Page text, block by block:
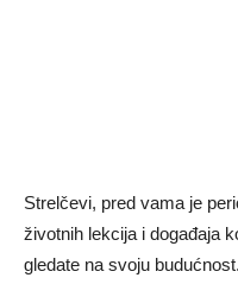
Strelčevi, pred vama je
životnih lekcija i događaja
gledate na svoju